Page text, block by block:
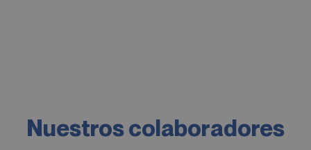
Nuestros colaboradores